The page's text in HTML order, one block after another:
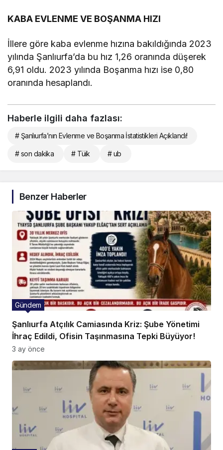
KABA EVLENME VE BOŞANMA HIZI
İllere göre kaba evlenme hızına bakıldığında 2023
yılında Şanlıurfa’da bu hız 1,26 oranında düşerek
6,91 oldu. 2023 yılında Boşanma hızı ise 0,80
oranında hesaplandı.
Haberle ilgili daha fazlası:
# Şanlıurfa’nın Evlenme ve Boşanma İstatistikleri Açıklandı!
# son dakika # Tüik # ub
Benzer Haberler
Şanlıurfa Atçılık Camiasında Kriz: Şube Yönetimi
İhraç Edildi, Ofisin Taşınmasına Tepki Büyüyor!
Gündem
3 ay önce